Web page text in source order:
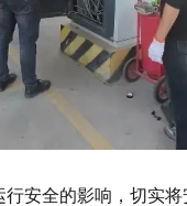
安全的影响，切实